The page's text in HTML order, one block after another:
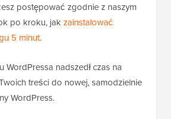
postępować zgodnie z naszym
po kroku, jakzainstalować
5 minut.
WordPressa nadszedł czas na
treści do nowej, samodzielnie
WordPress.